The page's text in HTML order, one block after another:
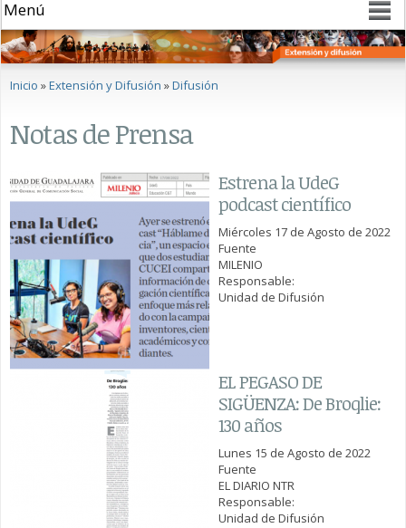
Se encuentra usted aquí
Inicio »Extensión y Difusión »Difusión
Notas de Prensa
Estrena la UdeG
podcast científico
Miércoles 17 de Agosto de 2022
Fuente
MILENIO
Responsable:
Unidad de Difusión
EL PEGASO DE
SIGÜENZA: De Broqlie:
130 años
Lunes 15 de Agosto de 2022
Fuente
EL DIARIO NTR
Responsable:
Unidad de Difusión